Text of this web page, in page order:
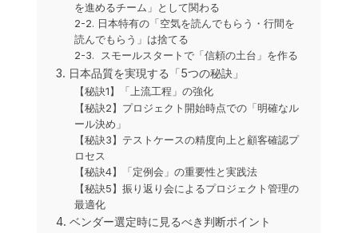
を進めるチーム」として関わる
2-2. 日本特有の「空気を読んでもらう・行間を
読んでもらう」は捨てる
2-3. スモールスタートで「信頼の土台」を作る
3. 日本品質を実現する「5つの秘訣」
【秘訣1】「上流工程」の強化
【秘訣2】プロジェクト開始時点での「明確なル
ール決め」
【秘訣3】テストケースの精度向上と顧客確認プ
ロセス
【秘訣4】「定例会」の重要性と実践法
【秘訣5】振り返り会によるプロジェクト管理の
最適化
4. ベンダー選定時に見るべき判断ポイント